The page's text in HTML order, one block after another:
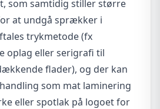
som samtidig stiller større
at undgå sprækker i
trykmetode (fx
oplag eller serigrafi til
flader), og der kan
som mat laminering
eller spotlak på logoet for